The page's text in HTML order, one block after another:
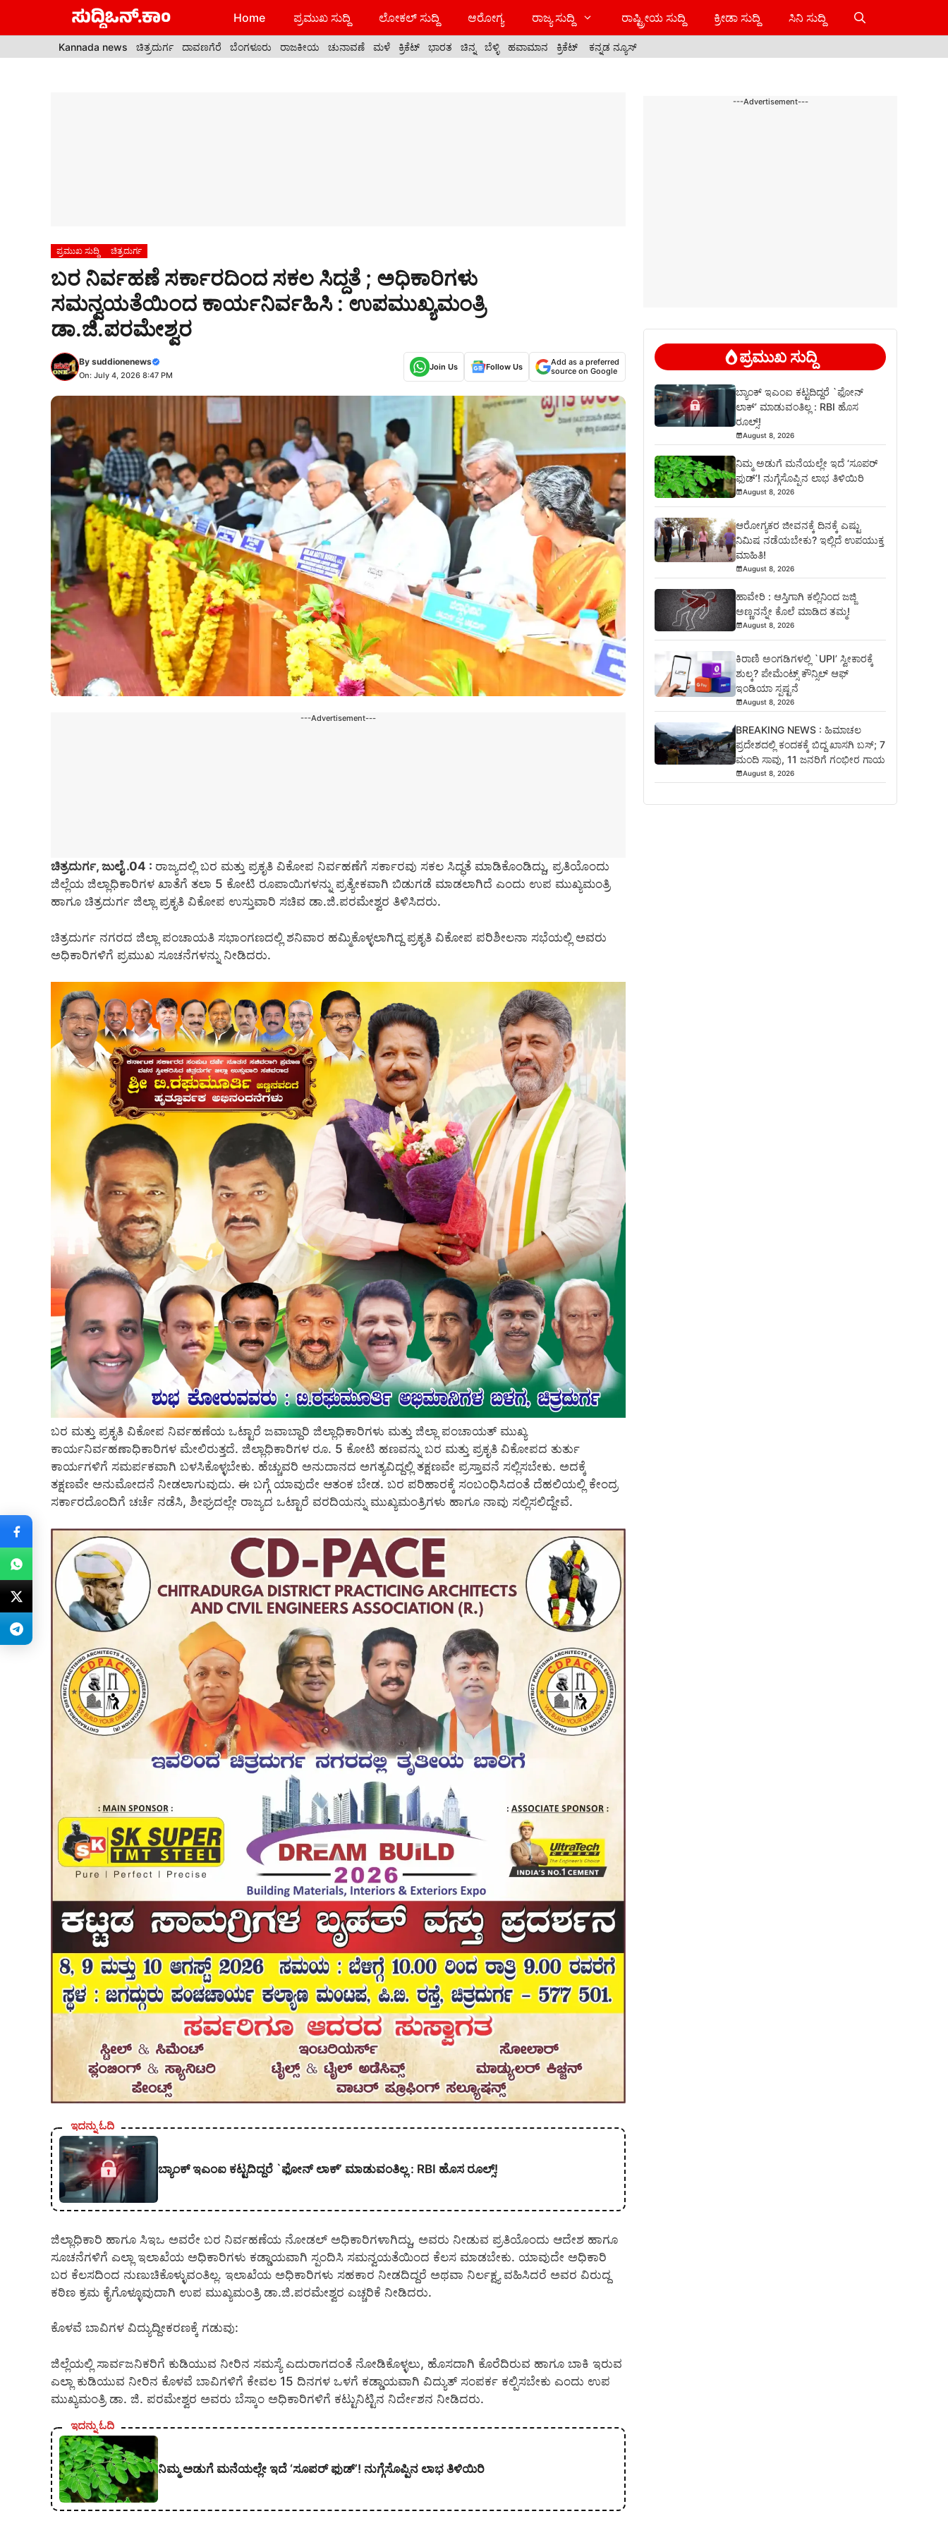
Home ಪ್ರಮುಖ ಸುದ್ದಿ ಲೋಕಲ್ ಸುದ್ದಿ ಆರೋಗ್ಯ ರಾಜ್ಯ ಸುದ್ದಿ ರಾಷ್ಟ್ರೀಯ ಸುದ್ದಿ ಕ್ರೀಡಾ ಸುದ್ದಿ ಸಿನಿ ಸುದ್ದಿ
Kannada news ಚಿತ್ರದುರ್ಗ ದಾವಣಗೆರೆ ಬೆಂಗಳೂರು ರಾಜಕೀಯ ಚುನಾವಣೆ ಮಳೆ ಕ್ರಿಕೆಟ್ ಭಾರತ ಚಿನ್ನ ಬೆಳ್ಳಿ ಹವಾಮಾನ ಕ್ರಿಕೆಟ್ ಕನ್ನಡ ನ್ಯೂಸ್
ಪ್ರಮುಖ ಸುದ್ದಿ ಚಿತ್ರದುರ್ಗ
ಬರ ನಿರ್ವಹಣೆ ಸರ್ಕಾರದಿಂದ ಸಕಲ ಸಿದ್ದತೆ ; ಅಧಿಕಾರಿಗಳು
ಸಮನ್ವಯತೆಯಿಂದ ಕಾರ್ಯನಿರ್ವಹಿಸಿ : ಉಪಮುಖ್ಯಮಂತ್ರಿ
ಡಾ.ಜಿ.ಪರಮೇಶ್ವರ
By suddionenews
On: July 4, 2026 8:47 PM
Join Us Follow Us
Add as a preferred
source on Google
---Advertisement---
ಚಿತ್ರದುರ್ಗ, ಜುಲೈ .04 : ರಾಜ್ಯದಲ್ಲಿ ಬರ ಮತ್ತು ಪ್ರಕೃತಿ ವಿಕೋಪ ನಿರ್ವಹಣೆಗೆ ಸರ್ಕಾರವು ಸಕಲ ಸಿದ್ಧತೆ ಮಾಡಿಕೊಂಡಿದ್ದು, ಪ್ರತಿಯೊಂದು
ಜಿಲ್ಲೆಯ ಜಿಲ್ಲಾಧಿಕಾರಿಗಳ ಖಾತೆಗೆ ತಲಾ 5 ಕೋಟಿ ರೂಪಾಯಿಗಳನ್ನು ಪ್ರತ್ಯೇಕವಾಗಿ ಬಿಡುಗಡೆ ಮಾಡಲಾಗಿದೆ ಎಂದು ಉಪ ಮುಖ್ಯಮಂತ್ರಿ
ಹಾಗೂ ಚಿತ್ರದುರ್ಗ ಜಿಲ್ಲಾ ಪ್ರಕೃತಿ ವಿಕೋಪ ಉಸ್ತುವಾರಿ ಸಚಿವ ಡಾ.ಜಿ.ಪರಮೇಶ್ವರ ತಿಳಿಸಿದರು.
ಚಿತ್ರದುರ್ಗ ನಗರದ ಜಿಲ್ಲಾ ಪಂಚಾಯತಿ ಸಭಾಂಗಣದಲ್ಲಿ ಶನಿವಾರ ಹಮ್ಮಿಕೊಳ್ಳಲಾಗಿದ್ದ ಪ್ರಕೃತಿ ವಿಕೋಪ ಪರಿಶೀಲನಾ ಸಭೆಯಲ್ಲಿ ಅವರು
ಅಧಿಕಾರಿಗಳಿಗೆ ಪ್ರಮುಖ ಸೂಚನೆಗಳನ್ನು ನೀಡಿದರು.
ಬರ ಮತ್ತು ಪ್ರಕೃತಿ ವಿಕೋಪ ನಿರ್ವಹಣೆಯ ಒಟ್ಟಾರೆ ಜವಾಬ್ದಾರಿ ಜಿಲ್ಲಾಧಿಕಾರಿಗಳು ಮತ್ತು ಜಿಲ್ಲಾ ಪಂಚಾಯತ್ ಮುಖ್ಯ
ಕಾರ್ಯನಿರ್ವಹಣಾಧಿಕಾರಿಗಳ ಮೇಲಿರುತ್ತದೆ. ಜಿಲ್ಲಾಧಿಕಾರಿಗಳ ರೂ. 5 ಕೋಟಿ ಹಣವನ್ನು ಬರ ಮತ್ತು ಪ್ರಕೃತಿ ವಿಕೋಪದ ತುರ್ತು
ಕಾರ್ಯಗಳಿಗೆ ಸಮರ್ಪಕವಾಗಿ ಬಳಸಿಕೊಳ್ಳಬೇಕು. ಹೆಚ್ಚುವರಿ ಅನುದಾನದ ಅಗತ್ಯವಿದ್ದಲ್ಲಿ ತಕ್ಷಣವೇ ಪ್ರಸ್ತಾವನೆ ಸಲ್ಲಿಸಬೇಕು. ಅದಕ್ಕೆ
ತಕ್ಷಣವೇ ಅನುಮೋದನೆ ನೀಡಲಾಗುವುದು. ಈ ಬಗ್ಗೆ ಯಾವುದೇ ಆತಂಕ ಬೇಡ. ಬರ ಪರಿಹಾರಕ್ಕೆ ಸಂಬಂಧಿಸಿದಂತೆ ದೆಹಲಿಯಲ್ಲಿ ಕೇಂದ್ರ
ಸರ್ಕಾರದೊಂದಿಗೆ ಚರ್ಚೆ ನಡೆಸಿ, ಶೀಘ್ರದಲ್ಲೇ ರಾಜ್ಯದ ಒಟ್ಟಾರೆ ವರದಿಯನ್ನು ಮುಖ್ಯಮಂತ್ರಿಗಳು ಹಾಗೂ ನಾವು ಸಲ್ಲಿಸಲಿದ್ದೇವೆ.
ಇದನ್ನು ಓದಿ
ಬ್ಯಾಂಕ್ ಇಎಂಐ ಕಟ್ಟದಿದ್ದರೆ `ಫೋನ್ ಲಾಕ್’ ಮಾಡುವಂತಿಲ್ಲ : RBI ಹೊಸ ರೂಲ್ಸ್!
ಜಿಲ್ಲಾಧಿಕಾರಿ ಹಾಗೂ ಸಿಇಒ ಅವರೇ ಬರ ನಿರ್ವಹಣೆಯ ನೋಡಲ್ ಅಧಿಕಾರಿಗಳಾಗಿದ್ದು, ಅವರು ನೀಡುವ ಪ್ರತಿಯೊಂದು ಆದೇಶ ಹಾಗೂ
ಸೂಚನೆಗಳಿಗೆ ಎಲ್ಲಾ ಇಲಾಖೆಯ ಅಧಿಕಾರಿಗಳು ಕಡ್ಡಾಯವಾಗಿ ಸ್ಪಂದಿಸಿ ಸಮನ್ವಯತೆಯಿಂದ ಕೆಲಸ ಮಾಡಬೇಕು. ಯಾವುದೇ ಅಧಿಕಾರಿ
ಬರ ಕೆಲಸದಿಂದ ನುಣುಚಿಕೊಳ್ಳುವಂತಿಲ್ಲ. ಇಲಾಖೆಯ ಅಧಿಕಾರಿಗಳು ಸಹಕಾರ ನೀಡದಿದ್ದರೆ ಅಥವಾ ನಿರ್ಲಕ್ಷ್ಯ ವಹಿಸಿದರೆ ಅವರ ವಿರುದ್ದ
ಕಠಿಣ ಕ್ರಮ ಕೈಗೊಳ್ಳೂವುದಾಗಿ ಉಪ ಮುಖ್ಯಮಂತ್ರಿ ಡಾ.ಜಿ.ಪರಮೇಶ್ವರ ಎಚ್ಚರಿಕೆ ನೀಡಿದರು.
ಕೊಳವೆ ಬಾವಿಗಳ ವಿದ್ಯುದ್ದೀಕರಣಕ್ಕೆ ಗಡುವು:
ಜಿಲ್ಲೆಯಲ್ಲಿ ಸಾರ್ವಜನಿಕರಿಗೆ ಕುಡಿಯುವ ನೀರಿನ ಸಮಸ್ಯೆ ಎದುರಾಗದಂತೆ ನೋಡಿಕೊಳ್ಳಲು, ಹೊಸದಾಗಿ ಕೊರೆದಿರುವ ಹಾಗೂ ಬಾಕಿ ಇರುವ
ಎಲ್ಲಾ ಕುಡಿಯುವ ನೀರಿನ ಕೊಳವೆ ಬಾವಿಗಳಿಗೆ ಕೇವಲ 15 ದಿನಗಳ ಒಳಗೆ ಕಡ್ಡಾಯವಾಗಿ ವಿದ್ಯುತ್ ಸಂಪರ್ಕ ಕಲ್ಪಿಸಬೇಕು ಎಂದು ಉಪ
ಮುಖ್ಯಮಂತ್ರಿ ಡಾ. ಜಿ. ಪರಮೇಶ್ವರ ಅವರು ಬೆಸ್ಕಾಂ ಅಧಿಕಾರಿಗಳಿಗೆ ಕಟ್ಟುನಿಟ್ಟಿನ ನಿರ್ದೇಶನ ನೀಡಿದರು.
ಇದನ್ನು ಓದಿ
ನಿಮ್ಮ ಅಡುಗೆ ಮನೆಯಲ್ಲೇ ಇದೆ ‘ಸೂಪರ್ ಫುಡ್’! ನುಗ್ಗೆಸೊಪ್ಪಿನ ಲಾಭ ತಿಳಿಯಿರಿ
---Advertisement---
ಪ್ರಮುಖ ಸುದ್ದಿ
ಬ್ಯಾಂಕ್ ಇಎಂಐ ಕಟ್ಟದಿದ್ದರೆ `ಫೋನ್
ಲಾಕ್’ ಮಾಡುವಂತಿಲ್ಲ : RBI ಹೊಸ
ರೂಲ್ಸ್!
August 8, 2026
ನಿಮ್ಮ ಅಡುಗೆ ಮನೆಯಲ್ಲೇ ಇದೆ ‘ಸೂಪರ್
ಫುಡ್’! ನುಗ್ಗೆಸೊಪ್ಪಿನ ಲಾಭ ತಿಳಿಯಿರಿ
August 8, 2026
ಆರೋಗ್ಯಕರ ಜೀವನಕ್ಕೆ ದಿನಕ್ಕೆ ಎಷ್ಟು
ನಿಮಿಷ ನಡೆಯಬೇಕು? ಇಲ್ಲಿದೆ ಉಪಯುಕ್ತ
ಮಾಹಿತಿ!
August 8, 2026
ಹಾವೇರಿ : ಆಸ್ತಿಗಾಗಿ ಕಲ್ಲಿನಿಂದ ಜಜ್ಜಿ
ಅಣ್ಣನನ್ನೇ ಕೊಲೆ ಮಾಡಿದ ತಮ್ಮ!
August 8, 2026
ಕಿರಾಣಿ ಅಂಗಡಿಗಳಲ್ಲಿ `UPI’ ಸ್ವೀಕಾರಕ್ಕೆ
ಶುಲ್ಕ? ಪೇಮೆಂಟ್ಸ್ ಕೌನ್ಸಿಲ್ ಆಫ್
ಇಂಡಿಯಾ ಸ್ಪಷ್ಟನೆ
August 8, 2026
BREAKING NEWS : ಹಿಮಾಚಲ
ಪ್ರದೇಶದಲ್ಲಿ ಕಂದಕಕ್ಕೆ ಬಿದ್ದ ಖಾಸಗಿ ಬಸ್; 7
ಮಂದಿ ಸಾವು, 11 ಜನರಿಗೆ ಗಂಭೀರ ಗಾಯ
August 8, 2026